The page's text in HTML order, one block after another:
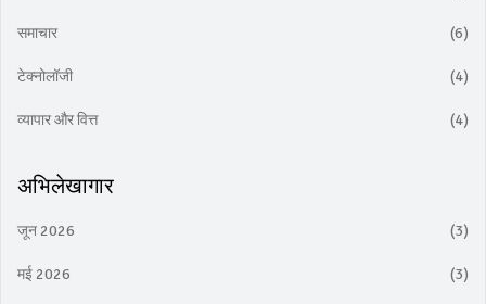
समाचार (6)
टेक्नोलॉजी (4)
व्यापार और वित्त (4)
अभिलेखागार
जून 2026 (3)
मई 2026 (3)